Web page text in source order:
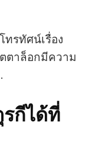
รทัศน์เรื่อง
ตาล็อกมีความ
กีได้ที่